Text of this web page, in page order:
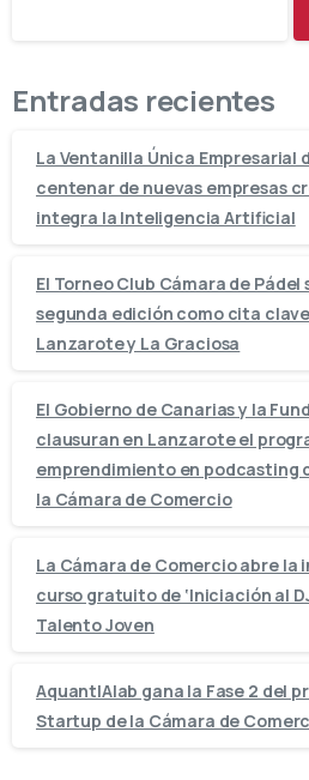
Entradas recientes
La Ventanilla Única Empresarial
centenar de nuevas empresas
integra la Inteligencia Artificial
El Torneo Club Cámara de Pádel
segunda edición como cita
Lanzarote y La Graciosa
El Gobierno de Canarias y la
clausuran en Lanzarote el
emprendimiento en podcasting
la Cámara de Comercio
La Cámara de Comercio abre la
curso gratuito de ‘Iniciación al
Talento Joven
AquantIAlab gana la Fase 2 del
Startup de la Cámara de